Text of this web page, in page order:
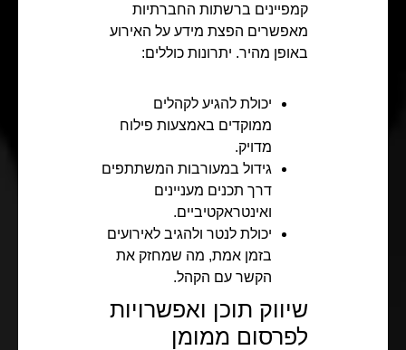
קמפיינים ברשתות החברתיות
מאפשרים הפצת מידע על האירוע
באופן מהיר. יתרונות כוללים:
יכולת להגיע לקהלים
ממוקדים באמצעות פילוח
מדויק.
גידול במעורבות המשתתפים
דרך תכנים מעניינים
ואינטראקטיביים.
יכולת לנטר ולהגיב לאירועים
בזמן אמת, מה שמחזק את
הקשר עם הקהל.
שיווק תוכן ואפשרויות
לפרסום ממומן